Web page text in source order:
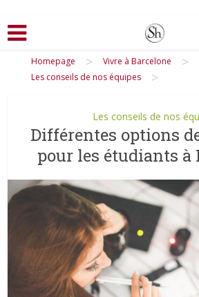
Homepage > Vivre à Barcelone >
Les conseils de nos équipes >
Les conseils de nos
Différentes options
pour les étudiants à